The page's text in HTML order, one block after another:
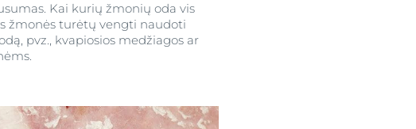
Kai kurių žmonių oda vis
žmonės turėtų vengti naudoti
pvz., kvapiosios medžiagos ar